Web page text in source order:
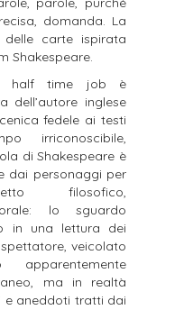
domanda. La
carte ispirata
Shakespeare.
half time job è
dell’autore inglese
fedele ai testi
irriconoscibile,
di Shakespeare è
dai personaggi per
filosofico,
lo sguardo
in una lettura dei
veicolato
ma in realtà
e aneddoti tratti dai